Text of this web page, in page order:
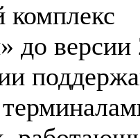
до версии